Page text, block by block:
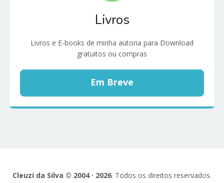
Livros
Livros e E-books de minha autoria para Download
gratuitos ou compras
Em Breve
Cleuzi da Silva © 2004 · 2026. Todos os direitos reservados.